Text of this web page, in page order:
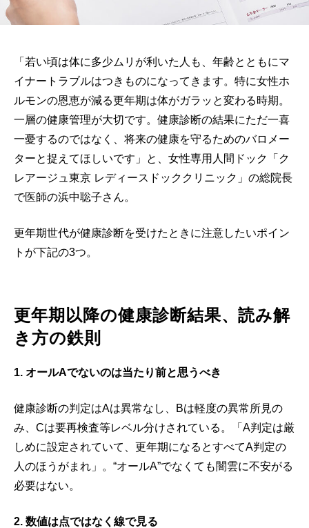
「若い頃は体に多少ムリが利いた人も、年齢とともにマ
イナートラブルはつきものになってきます。特に女性ホ
ルモンの恩恵が減る更年期は体がガラッと変わる時期。
一層の健康管理が大切です。健康診断の結果にただ一喜
一憂するのではなく、将来の健康を守るためのバロメー
ターと捉えてほしいです」と、女性専用人間ドック「ク
レアージュ東京 レディースドッククリニック」の総院長
で医師の浜中聡子さん。
更年期世代が健康診断を受けたときに注意したいポイン
トが下記の3つ。
更年期以降の健康診断結果、読み解
き方の鉄則
1. オールAでないのは当たり前と思うべき
健康診断の判定はAは異常なし、Bは軽度の異常所見の
み、Cは要再検査等レベル分けされている。「A判定は厳
しめに設定されていて、更年期になるとすべてA判定の
人のほうがまれ」。“オールA”でなくても闇雲に不安がる
必要はない。
2. 数値は点ではなく線で見る